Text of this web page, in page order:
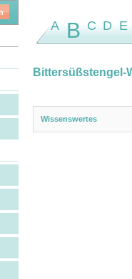
A B C D E
Bittersüßstengel-
Wissenswertes